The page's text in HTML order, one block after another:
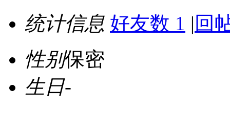
统计信息 好友数 1 | 回
性别保密
生日-